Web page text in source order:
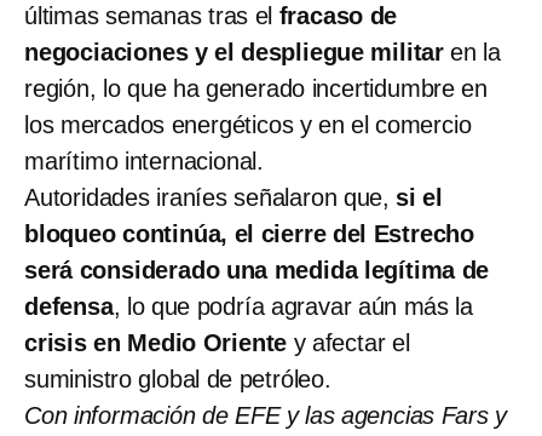
últimas semanas tras el fracaso de
negociaciones y el despliegue militaren la
región, lo que ha generado incertidumbre en
los mercados energéticos y en el comercio
marítimo internacional.
Autoridades iraníes señalaron que, si el
bloqueo continúa, el cierre del Estrecho
será considerado una medida legítima de
defensa, lo que podría agravar aún más la
crisis en Medio Oriente y afectar el
suministro global de petróleo.
Con información de EFE y las agencias Fars y